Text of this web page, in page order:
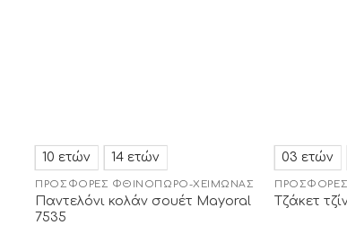
10 ετών 14 ετών
ΠΡΟΣΦΟΡΈΣ ΦΘΙΝΌΠΩΡΟ-ΧΕΙΜΏΝΑΣ
Παντελόνι κολάν σουέτ Mayoral
7535
03 ετών
Τζάκετ